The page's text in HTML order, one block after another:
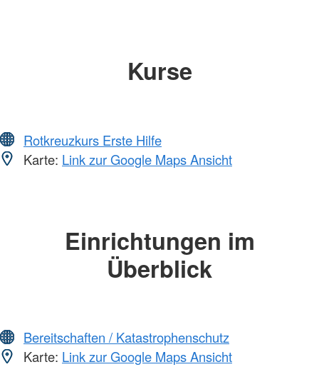
Kurse
Rotkreuzkurs Erste Hilfe
Karte: Link zur Google Maps Ansicht
Einrichtungen im
Überblick
Bereitschaften / Katastrophenschutz
Karte: Link zur Google Maps Ansicht